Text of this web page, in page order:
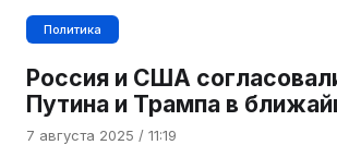
Политика
Россия и США
Путина и Трампа в
7 августа 2025 / 11:19